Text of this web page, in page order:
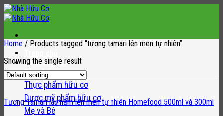
Skip
to
Về chúng tôi
Sản phẩm
Thực phẩm hữu cơ
Dược mỹ phẩm hữu cơ
Mẹ và Bé
Home / Products tagged “tương tamari lên men tự nhiên”
Showing the single result
Tương Tamari lâu năm lên men tự nhiên Homefood 500ml và 300ml